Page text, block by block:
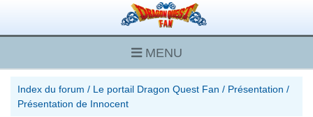
MENU
Index du forum / Le portail Dragon Quest Fan / Présentation /
Présentation de Innocent